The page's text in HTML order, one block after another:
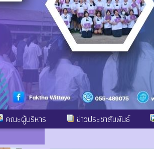
คณะผู้บริหาร ข่าวประชาสัมพันธ์